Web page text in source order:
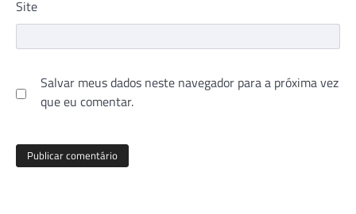
Site
Salvar meus dados neste navegador para a próxima vez
que eu comentar.